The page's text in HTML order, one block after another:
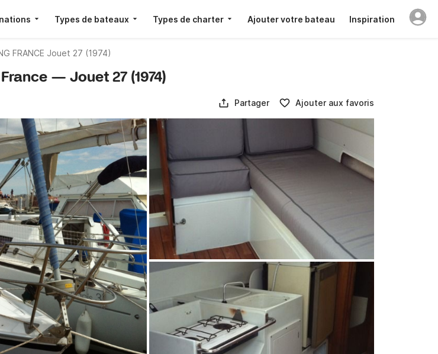
Types de bateaux Types de charter Ajouter votre bateau Inspiration
FRANCE Jouet 27 (1974)
— Jouet 27 (1974)
Partager Ajouter aux favoris